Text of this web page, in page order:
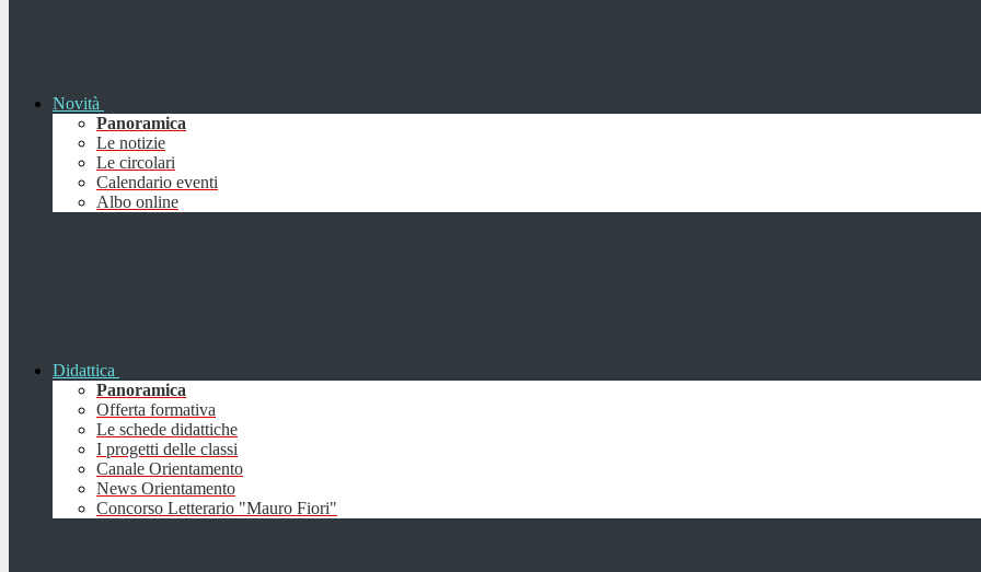
Novità
Panoramica
Le notizie
Le circolari
Calendario eventi
Albo online
Didattica
Panoramica
Offerta formativa
Le schede didattiche
I progetti delle classi
Canale Orientamento
News Orientamento
Concorso Letterario "Mauro Fiori"